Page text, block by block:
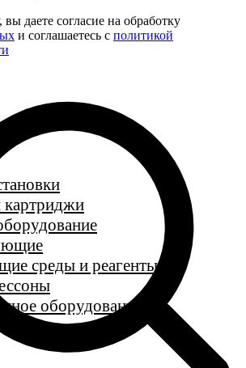
даете согласие на обработку
и соглашаетесь c политикой
среды и реагенты
оборудование